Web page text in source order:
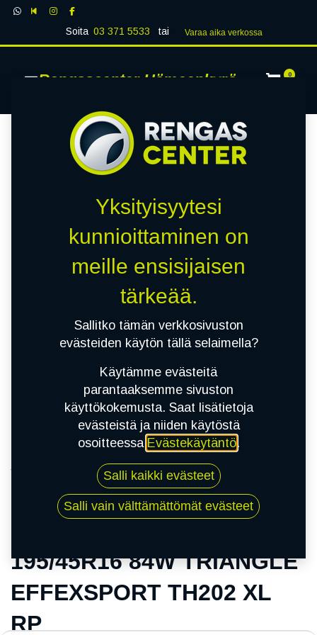
Soita 03 371 5533 tai Varaa aika verk​​​​ossa
Rengascenter Hämeenkyrö 0
195/45R16 84W TRIANGLE EFFEXSPORT
TH202 XL RP
195/45R16 84W TRIANGLE
EFFEXSPORT TH202 XL
RP
Yksityisyytesi
kunnioittaminen on
meille ensisijaisen
tärkeää.
Sallitko tämän verkkosivuston
evästeiden käytön tällä selaimella?
Käytämme evästeitä
parantaaksemme sivuston
käyttökokemusta. Saat lisätietoja
evästeistä ja niiden käytöstä
osoitteessa Evästekäytäntö.
Salli kaikki evästeet
Salli vain välttämättömät evästeet